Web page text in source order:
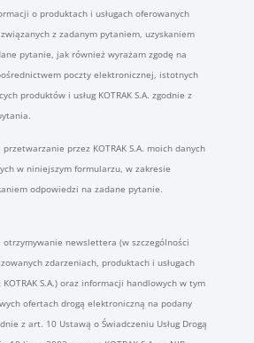
o produktach i usługach oferowanych
związanych z zadanym pytaniem, uzyskaniem
pytanie, jak również wyrażam zgodę na
poczty elektronicznej, istotnych
produktów i usług KOTRAK S.A. zgodnie z
przez KOTRAK S.A. moich danych
w niniejszym formularzu, w zakresie
odpowiedzi na zadane pytanie.
otrzymywanie newslettera (w szczególności
zdarzeniach, produktach i usługach
S.A.) oraz informacji handlowych w tym
ofertach drogą elektroniczną na podany
z art. 10 Ustawą o Świadczeniu Usług Drogą